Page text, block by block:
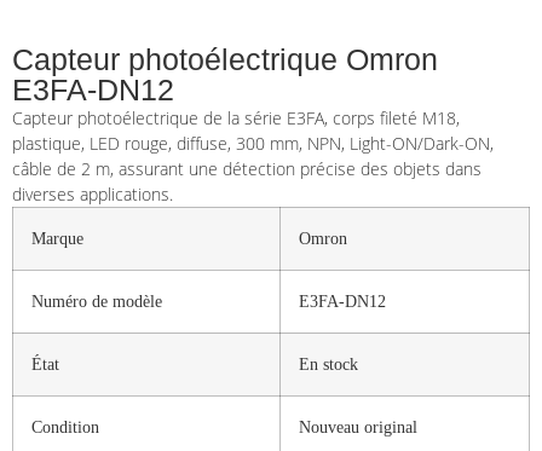
Capteur photoélectrique Omron
E3FA-DN12
Capteur photoélectrique de la série E3FA, corps fileté M18,
plastique, LED rouge, diffuse, 300 mm, NPN, Light-ON/Dark-ON,
câble de 2 m, assurant une détection précise des objets dans
diverses applications.
Marque Omron
Numéro de modèle E3FA-DN12
État En stock
Condition Nouveau original